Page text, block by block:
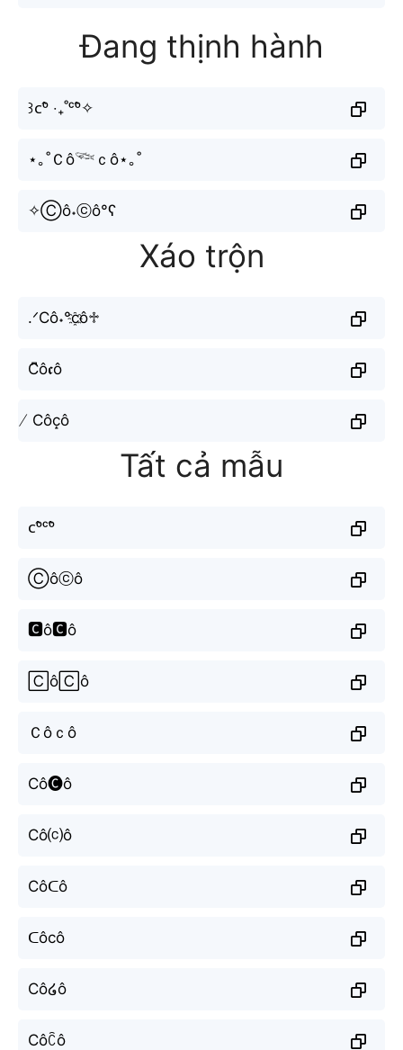
Đang thịnh hành
꒱ᴄᵒ̂ ‧₊˚ᶜᵒ̂✧
⋆｡˚Ｃô𓆝ｃô⋆｡˚
✧Ⓒô˖ⓒô°ʕ
Xáo trộn
.ᐟCô˖°c҈ô♱
C͆ô𝖈ô
̸ Côc̝ô
Tất cả mẫu
ᴄᵒ̂ᶜᵒ̂
Ⓒôⓒô
🅲ô🅲ô
🄲ô🄲ô
Ｃôｃô
Cô🅒ô
Cô⒞ô
Côᑕô
ᑕôcô
Cô໒ô
Côꉓô